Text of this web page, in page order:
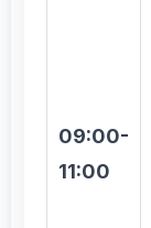
09:00-
11:00